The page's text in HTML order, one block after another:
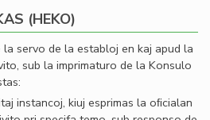
(HEKO)
servo de la establoj en kaj apud la
sub la imprimaturo de la Konsulo
instancoj, kiuj esprimas la oﬁcialan